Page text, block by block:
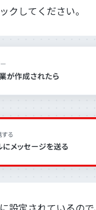
クしてください。